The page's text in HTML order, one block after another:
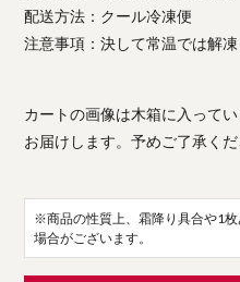
配送方法：クール冷凍便
注意事項：決して常温では解凍
カートの画像は木箱に入って
お届けします。予めご了承くだ
※商品の性質上、霜降り具合や1
場合がございます。